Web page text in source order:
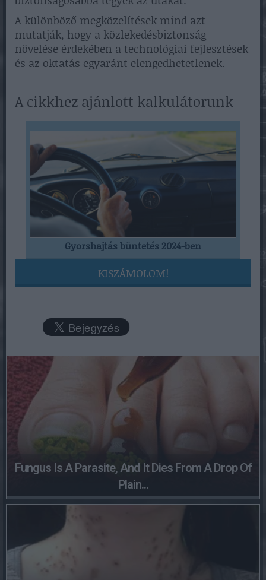
A különböző megközelítések mind azt
mutatják, hogy a közlekedésbiztonság
növelése érdekében a technológiai fejlesztések
és az oktatás egyaránt elengedhetetlenek.
A cikkhez ajánlott kalkulátorunk
Gyorshajtás büntetés 2024-ben
KISZÁMOLOM!
Fungus Is A Parasite, And It Dies From A Drop Of
Plain...